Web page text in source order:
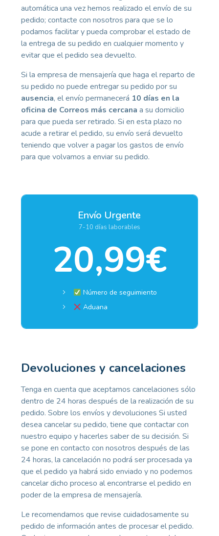
automática una vez hemos realizado el envío de su
pedido; contacte con nosotros para que se lo
podamos facilitar y pueda comprobar el estado de
la entrega de su pedido en cualquier momento y
evitar que el pedido sea devuelto.
Si la empresa de mensajería que haga el reparto de
su pedido no puede entregar su pedido por su
ausencia, el envío permanecerá 10 días en la
oficina de Correos más cercana a su domicilio
para que pueda ser retirado. Si en esta plazo no
acude a retirar el pedido, su envío será devuelto
teniendo que volver a pagar los gastos de envío
para que volvamos a enviar su pedido.
Envío Urgente
7-10 días laborables
20,99€
Número de seguimiento
Aduana
Devoluciones y cancelaciones
Tenga en cuenta que aceptamos cancelaciones sólo
dentro de 24 horas después de la realización de su
pedido. Sobre los envíos y devoluciones Si usted
desea cancelar su pedido, tiene que contactar con
nuestro equipo y hacerles saber de su decisión. Si
se pone en contacto con nosotros después de las
24 horas, la cancelación no podrá ser procesada ya
que el pedido ya habrá sido enviado y no podemos
cancelar dicho proceso al encontrarse el pedido en
poder de la empresa de mensajería.
Le recomendamos que revise cuidadosamente su
pedido de información antes de procesar el pedido.